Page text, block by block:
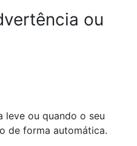
ou
leve ou quando o seu
de forma automática.